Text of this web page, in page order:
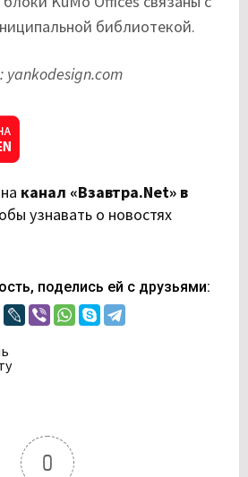
библиотекой.
канал «Взавтра.Net» в
узнавать о новостях
поделись ей с друзьями:
0